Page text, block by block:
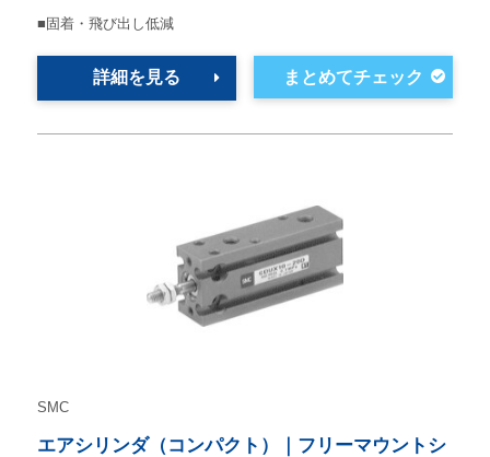
■固着・飛び出し低減
詳細を見る
SMC
エアシリンダ（コンパクト）｜フリーマウントシ